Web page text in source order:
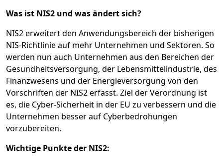
Was ist NIS2 und was ändert sich?
NIS2 erweitert den Anwendungsbereich der bisherigen
NIS-Richtlinie auf mehr Unternehmen und Sektoren. So
werden nun auch Unternehmen aus den Bereichen der
Gesundheitsversorgung, der Lebensmittelindustrie, des
Finanzwesens und der Energieversorgung von den
Vorschriften der NIS2 erfasst. Ziel der Verordnung ist
es, die Cyber-Sicherheit in der EU zu verbessern und die
Unternehmen besser auf Cyberbedrohungen
vorzubereiten.
Wichtige Punkte der NIS2: